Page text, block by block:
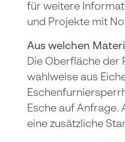
für weitere
und Projekte mit
Aus welchen
Die Oberfläche der
wahlweise aus
Esche auf Anfrage.
eine zusätzliche